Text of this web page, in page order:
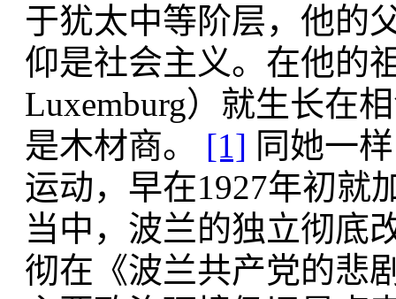
于犹太中等阶层，他的
仰是社会主义。在他的
Luxemburg）就生长在
是木材商。 [1] 同她一
运动，早在1927年初就
当中，波兰的独立彻底
彻在《波兰共产党的悲